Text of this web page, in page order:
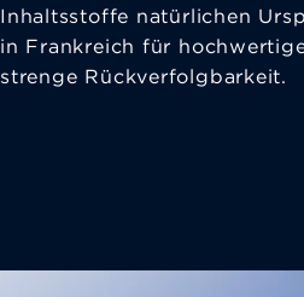
Inhaltsstoffe natürlichen
in Frankreich für
strenge Rückverfolgbarkeit.